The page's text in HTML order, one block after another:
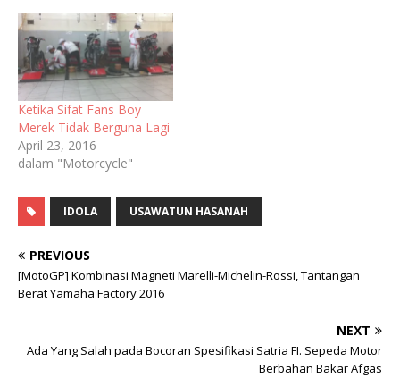
Ketika Sifat Fans Boy
Merek Tidak Berguna Lagi
April 23, 2016
dalam "Motorcycle"
IDOLA USAWATUN HASANAH
PREVIOUS
[MotoGP] Kombinasi Magneti Marelli-Michelin-Rossi, Tantangan
Berat Yamaha Factory 2016
NEXT
Ada Yang Salah pada Bocoran Spesifikasi Satria FI. Sepeda Motor
Berbahan Bakar Afgas